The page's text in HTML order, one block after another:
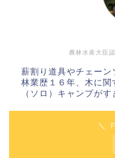
農林水産大臣
薪割り道具やチェーン
林業歴１６年、木に
（ソロ）キャンプが
＼